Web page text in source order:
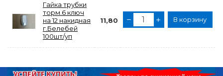
Гайка трубки
торм.6 ключ
на 12 накидная
г.Белебей
100шт/уп
11,80 В корзину